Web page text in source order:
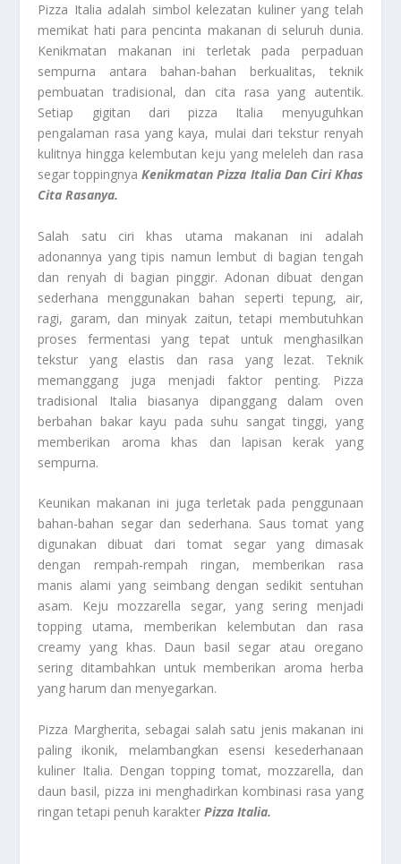
Pizza Italia adalah simbol kelezatan kuliner yang telah
memikat hati para pencinta makanan di seluruh dunia.
Kenikmatan makanan ini terletak pada perpaduan
sempurna antara bahan-bahan berkualitas, teknik
pembuatan tradisional, dan cita rasa yang autentik.
Setiap gigitan dari pizza Italia menyuguhkan
pengalaman rasa yang kaya, mulai dari tekstur renyah
kulitnya hingga kelembutan keju yang meleleh dan rasa
segar toppingnyaKenikmatan Pizza Italia Dan Ciri Khas
Cita Rasanya.
Salah satu ciri khas utama makanan ini adalah
adonannya yang tipis namun lembut di bagian tengah
dan renyah di bagian pinggir. Adonan dibuat dengan
sederhana menggunakan bahan seperti tepung, air,
ragi, garam, dan minyak zaitun, tetapi membutuhkan
proses fermentasi yang tepat untuk menghasilkan
tekstur yang elastis dan rasa yang lezat. Teknik
memanggang juga menjadi faktor penting. Pizza
tradisional Italia biasanya dipanggang dalam oven
berbahan bakar kayu pada suhu sangat tinggi, yang
memberikan aroma khas dan lapisan kerak yang
sempurna.
Keunikan makanan ini juga terletak pada penggunaan
bahan-bahan segar dan sederhana. Saus tomat yang
digunakan dibuat dari tomat segar yang dimasak
dengan rempah-rempah ringan, memberikan rasa
manis alami yang seimbang dengan sedikit sentuhan
asam. Keju mozzarella segar, yang sering menjadi
topping utama, memberikan kelembutan dan rasa
creamy yang khas. Daun basil segar atau oregano
sering ditambahkan untuk memberikan aroma herba
yang harum dan menyegarkan.
Pizza Margherita, sebagai salah satu jenis makanan ini
paling ikonik, melambangkan esensi kesederhanaan
kuliner Italia. Dengan topping tomat, mozzarella, dan
daun basil, pizza ini menghadirkan kombinasi rasa yang
ringan tetapi penuh karakterPizza Italia.